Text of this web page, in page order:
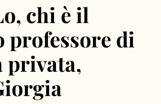
chi è il
professore di
privata,